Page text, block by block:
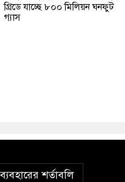
গ্রিডে যাচ্ছে ৮০০ মিলিয়ন ঘনফুট
গ্যাস
ব্যবহারের শর্তাবলি